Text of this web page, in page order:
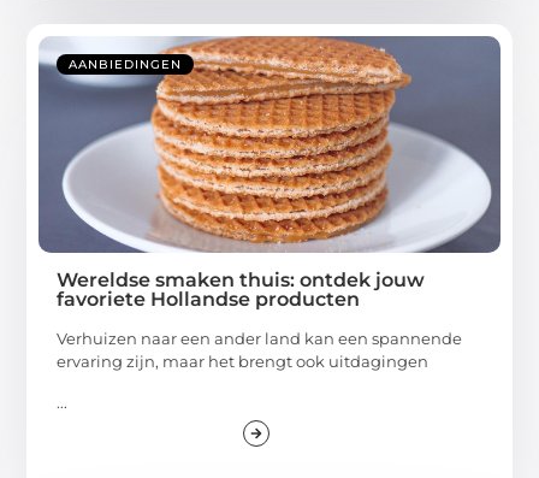
AANBIEDINGEN
Wereldse smaken thuis: ontdek jouw
favoriete Hollandse producten
Verhuizen naar een ander land kan een spannende
ervaring zijn, maar het brengt ook uitdagingen
...